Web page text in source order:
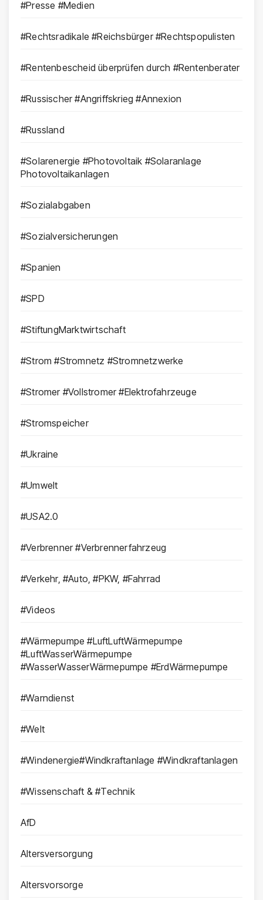
#Presse #Medien
#Rechtsradikale #Reichsbürger #Rechtspopulisten
#Rentenbescheid überprüfen durch #Rentenberater
#Russischer #Angriffskrieg #Annexion
#Russland
#Solarenergie #Photovoltaik #Solaranlage
Photovoltaikanlagen
#Sozialabgaben
#Sozialversicherungen
#Spanien
#SPD
#StiftungMarktwirtschaft
#Strom #Stromnetz #Stromnetzwerke
#Stromer #Vollstromer #Elektrofahrzeuge
#Stromspeicher
#Ukraine
#Umwelt
#USA2.0
#Verbrenner #Verbrennerfahrzeug
#Verkehr, #Auto, #PKW, #Fahrrad
#Videos
#Wärmepumpe #LuftLuftWärmepumpe
#LuftWasserWärmepumpe
#WasserWasserWärmepumpe #ErdWärmepumpe
#Warndienst
#Welt
#Windenergie#Windkraftanlage #Windkraftanlagen
#Wissenschaft & #Technik
AfD
Altersversorgung
Altersvorsorge